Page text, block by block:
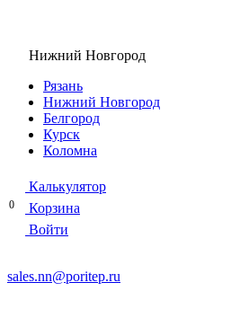
Нижний Новгород
Рязань
Нижний Новгород
Белгород
Курск
Коломна
Калькулятор
Корзина
0
Войти
sales.nn@poritep.ru